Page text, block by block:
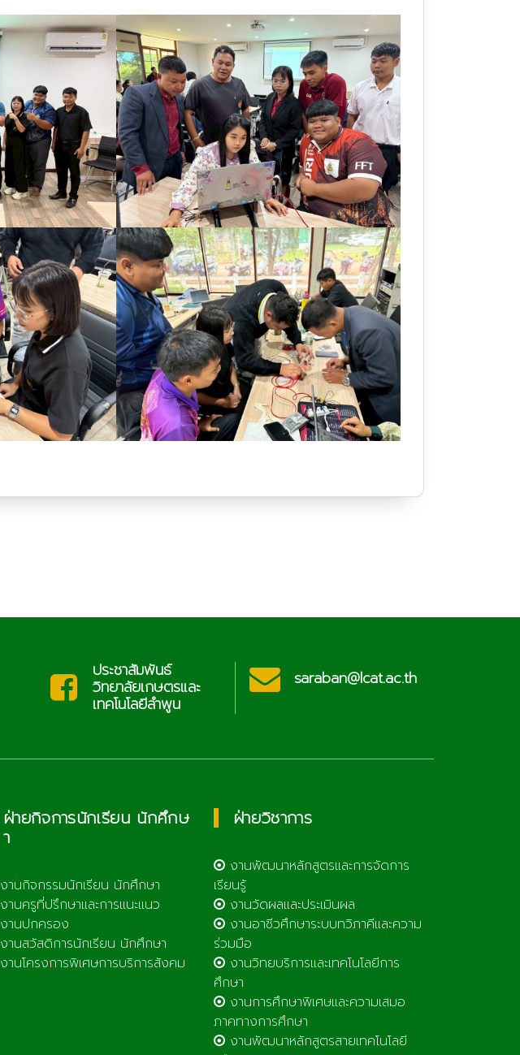
saraban@lcat.ac.th ประชาสัมพันธ์
วิทยาลัยเกษตรและ
ฝ่ายกิจการนักเรียน นักศึกษ
า
งานกิจกรรมนักเรียน นักศึกษา
งานครูที่ปรึกษาและการแนะแนว
งานปกครอง
งานสวัสดิการนักเรียน นักศึกษา
งานโครงการพิเศษการบริการสังคม
ฝ่ายวิชาการ
งานพัฒนาหลักสูตรและการจัดการ
เรียนรู้
งานวัดผลและประเมินผล
งานอาชีวศึกษาระบบทวิภาคีและความ
ร่วมมือ
งานวิทยบริการและเทคโนโลยีการ
ศึกษา
งานการศึกษาพิเศษและความเสมอ
ภาคทางการศึกษา
งานพัฒนาหลักสูตรสายเทคโนโลยี